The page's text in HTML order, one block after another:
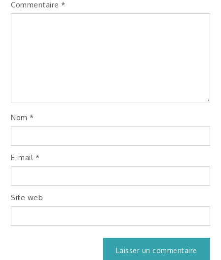
Commentaire*
Nom*
E-mail *
Site web